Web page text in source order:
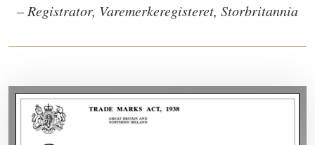
– Registrator, Varemerkeregisteret, Storbritannia